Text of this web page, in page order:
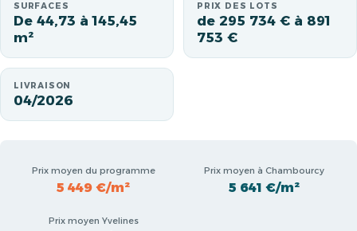
SURFACES
De 44,73 à 145,45
m²
PRIX DES LOTS
de 295 734 € à 891
753 €
LIVRAISON
04/2026
Prix moyen du programme
5 449 €/m²
Prix moyen à Chambourcy
5 641 €/m²
Prix moyen Yvelines